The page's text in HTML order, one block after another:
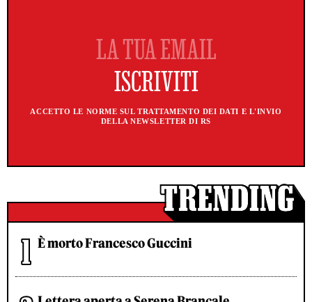
ACCETTO LE NORME SUL TRATTAMENTO DEI DATI E L'INVIO
DELLA NEWSLETTER DI RS
È morto Francesco Guccini